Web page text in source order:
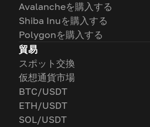
Avalancheを購入する
Shiba Inuを購入する
Polygonを購入する
貿易
スポット交換
仮想通貨市場
BTC/USDT
ETH/USDT
SOL/USDT